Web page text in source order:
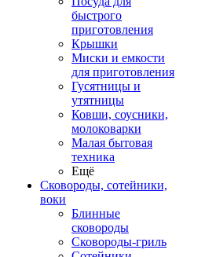
быстрого
приготовления
Крышки
Миски и емкости
для приготовления
Гусятницы и
утятницы
Ковши, соусники,
молоковарки
Малая бытовая
техника
Ещё
Сковороды, сотейники,
воки
Блинные
сковороды
Сковороды-гриль